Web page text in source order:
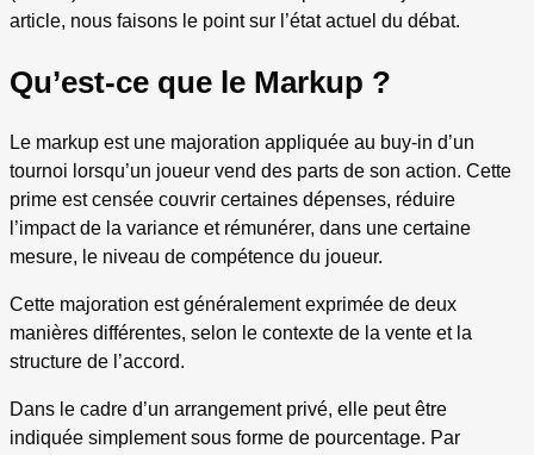
article, nous faisons le point sur l’état actuel du débat.
Qu’est-ce que le Markup ?
Le markup est une majoration appliquée au buy-in d’un
tournoi lorsqu’un joueur vend des parts de son action. Cette
prime est censée couvrir certaines dépenses, réduire
l’impact de la variance et rémunérer, dans une certaine
mesure, le niveau de compétence du joueur.
Cette majoration est généralement exprimée de deux
manières différentes, selon le contexte de la vente et la
structure de l’accord.
Dans le cadre d’un arrangement privé, elle peut être
indiquée simplement sous forme de pourcentage. Par